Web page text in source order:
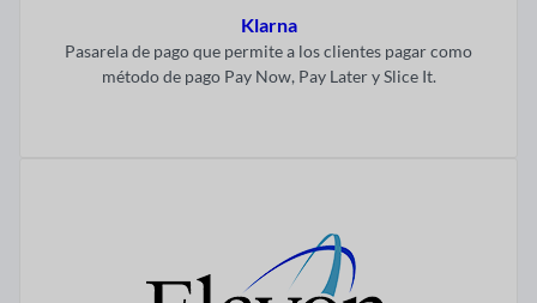
Klarna
Pasarela de pago que permite a los clientes pagar como
método de pago Pay Now, Pay Later y Slice It.